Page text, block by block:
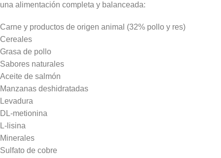
una alimentación completa y balanceada:
Carne y productos de origen animal (32% pollo y res)
Cereales
Grasa de pollo
Sabores naturales
Aceite de salmón
Manzanas deshidratadas
Levadura
DL-metionina
L-lisina
Minerales
Sulfato de cobre